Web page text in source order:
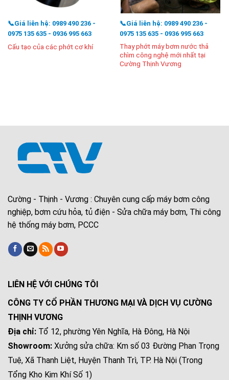
📞Giá liên hệ: 0989 490 236 -
0975 135 635 - 0936 995 663
Cấu tạo của các phớt cơ khí
📞Giá liên hệ: 0989 490 236 -
0975 135 635 - 0936 995 663
Thay phớt máy bơm nước thả
chìm công nghệ mới nhất tại
Cường Thịnh Vương
Cường - Thịnh - Vương : Chuyên cung cấp máy bơm công
nghiệp, bơm cứu hỏa, tủ điện - Sửa chữa máy bơm, Thi công
hệ thống máy bơm, PCCC
LIÊN HỆ VỚI CHÚNG TÔI
CÔNG TY CỔ PHẦN THƯƠNG MẠI VÀ DỊCH VỤ CƯỜNG
THỊNH VƯƠNG
Địa chỉ: Tổ 12, phường Yên Nghĩa, Hà Đông, Hà Nội
Showroom: Xưởng sửa chữa: Km số 03 Đường Phan Trọng
Tuệ, Xã Thanh Liệt, Huyện Thanh Trì, TP. Hà Nội (Trong
Tổng Kho Kim Khí Số 1)